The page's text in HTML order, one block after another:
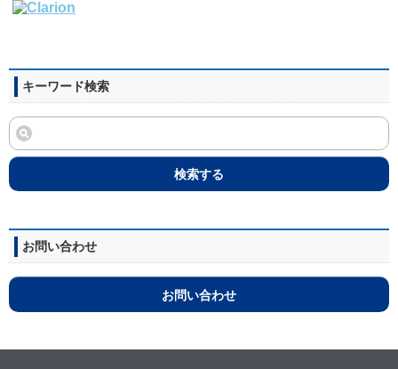
キーワード検索
検索する
お問い合わせ
お問い合わせ